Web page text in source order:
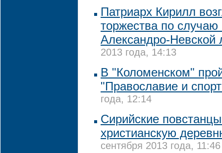
Патриарх Кирилл
торжества по случаю
Александро-Невской
2013 года, 14:13
В "Коломенском"
"Православие и
года, 12:14
Сирийские
христианскую
сентября 2013 года, 11:46